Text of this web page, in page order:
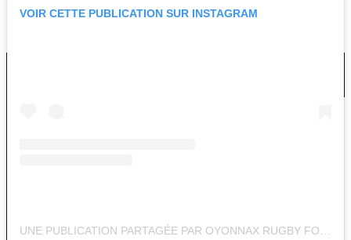
CONTACT
LES ÉQUIPES
VOIR CETTE PUBLICATION SUR INSTAGRAM